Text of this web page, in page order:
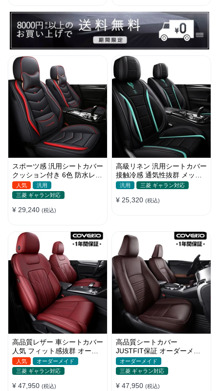
スポーツ感 汎用シートカバー
クッション付き 6色 防水レザ
ー 取付簡単 軽/普自動車
人気
汎用
三菱 ギャラン対応
¥ 29,240 (税込)
高級リネン 汎用シートカバー
接触冷感 通気性抜群 メッシ
ュ生地 スポーツ感 軽/普自動
汎用 三菱 ギャラン対応
¥ 25,320 (税込)
高品質レザー 車シートカバー
人気 フィット感抜群 オーダ
ーメイド おしゃれ 全席セッ
ト
人気
オーダーメイド
三菱 ギャラン対応
¥ 47,950 (税込)
高品質シートカバー
JUSTFIT保証 オーダーメイ
ド 12色レザー 防水 軽/普自動
車 SUV
オーダーメイド
三菱 ギャラン対応
¥ 47,950 (税込)